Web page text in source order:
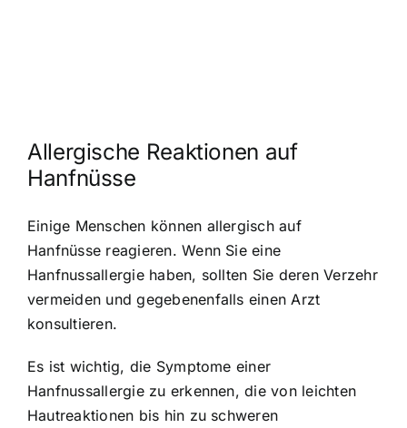
Allergische Reaktionen auf
Hanfnüsse
Einige Menschen können allergisch auf
Hanfnüsse reagieren. Wenn Sie eine
Hanfnussallergie haben, sollten Sie deren Verzehr
vermeiden und gegebenenfalls einen Arzt
konsultieren.
Es ist wichtig, die Symptome einer
Hanfnussallergie zu erkennen, die von leichten
Hautreaktionen bis hin zu schweren